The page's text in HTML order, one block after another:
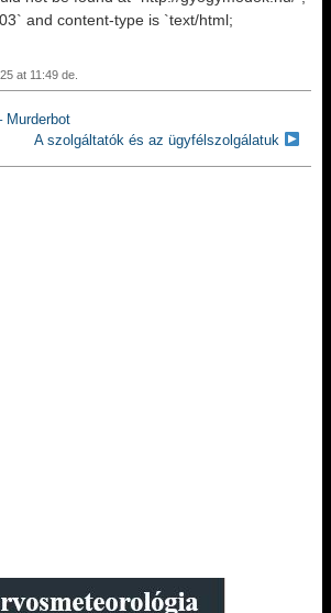
and content-type is `text/html;
at 11:49 de.
Murderbot
A szolgáltatók és az ügyfélszolgálatuk